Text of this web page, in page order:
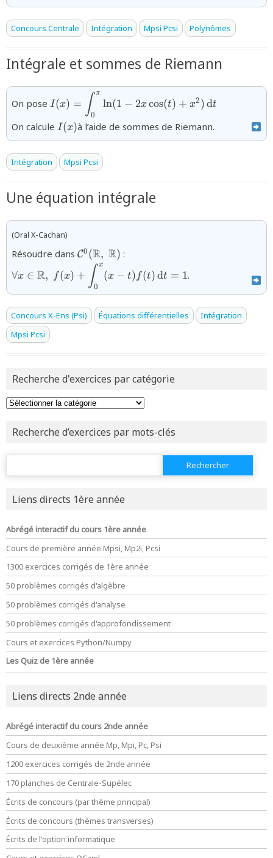
Concours Centrale Intégration Mpsi Pcsi Polynômes
Intégrale et sommes de Riemann
On pose {I(x)=\displaystyle\int_{0}^{\pi}\ln(1-
2x\cos(t)+x^{2})\,\text{d}t}
I(x) = ∫0
π
ln(1 − 2xcos(t) + x2 ) dt
On calcule {I(x)}
I(x)à l’aide de sommes de Riemann.
Intégration Mpsi Pcsi
Une équation intégrale
(Oral X-Cachan)
Résoudre dans {\mathcal{C}^{0}
(\mathbb{R},\
\mathbb{R})}
C0 (R, R) :
(x-t)f(t)\,\text{d}t=1}
∀x ∈ R, f(x) + ∫0
x
(x − t) f(t)dt = 1.
Concours X-Ens (Psi) Équations différentielles
Intégration
Mpsi Pcsi
Recherche d'exercices par catégorie
Recherche d’exercices par mots-clés
Rechercher :
Liens directs 1ère année
Abrégé interactif du cours 1ère année
Cours de première année Mpsi, Mp2i, Pcsi
1300 exercices corrigés de 1ère année
50 problèmes corrigés d'algèbre
50 problèmes corrigés d'analyse
50 problèmes corrigés d'approfondissement
Cours et exercices Python/Numpy
Les Quiz de 1ère année
Liens directs 2nde année
Abrégé interactif du cours 2nde année
Cours de deuxième année Mp, Mpi, Pc, Psi
1200 exercices corrigés de 2nde année
170 planches de Centrale-Supélec
Écrits de concours (par thème principal)
Écrits de concours (thèmes transverses)
Écrits de l'option informatique